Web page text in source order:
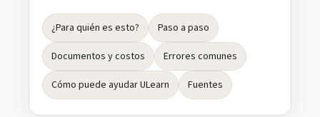
¿Para quién es esto?
Paso a paso
Documentos y costos
Errores comunes
Cómo puede ayudar ULearn
Fuentes